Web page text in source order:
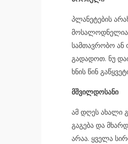
პლანეტების
მოსალოდნელია
სამთავრობო ან
გადადოთ. ნუ
ხნის წინ
მშვილდოსანი
ამ დღეს ახალი
გაგება და
არაა. ყველა